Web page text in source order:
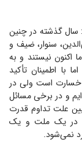
سال گذشته در چنین
سنوار، ضیف و
اکنون نیستند و به
اطمینان تأکید
خسارت است ولی در
و در برخی مسائل
علت تداوم قدرت
در یک ملت و یک
نمی‌شود.